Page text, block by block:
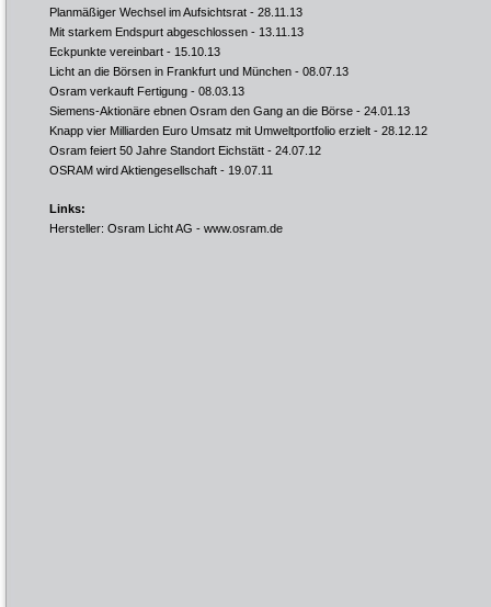
Planmäßiger Wechsel im Aufsichtsrat - 28.11.13
Mit starkem Endspurt abgeschlossen - 13.11.13
Eckpunkte vereinbart - 15.10.13
Licht an die Börsen in Frankfurt und München - 08.07.13
Osram verkauft Fertigung - 08.03.13
Siemens-Aktionäre ebnen Osram den Gang an die Börse - 24.01.13
Knapp vier Milliarden Euro Umsatz mit Umweltportfolio erzielt - 28.12.12
Osram feiert 50 Jahre Standort Eichstätt - 24.07.12
OSRAM wird Aktiengesellschaft - 19.07.11
Links:
Hersteller: Osram Licht AG - www.osram.de